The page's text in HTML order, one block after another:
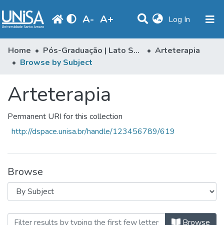
A- A+ Log In (current)
Communities & Collections
Produção Docente
Periodicals
Home Pós-Graduação | Lato Sensu
Arteterapia
Browse by Subject
Arteterapia
Permanent URI for this collection
http://dspace.unisa.br/handle/123456789/619
Browse
Browsing Arteterapia by Subject
Browse